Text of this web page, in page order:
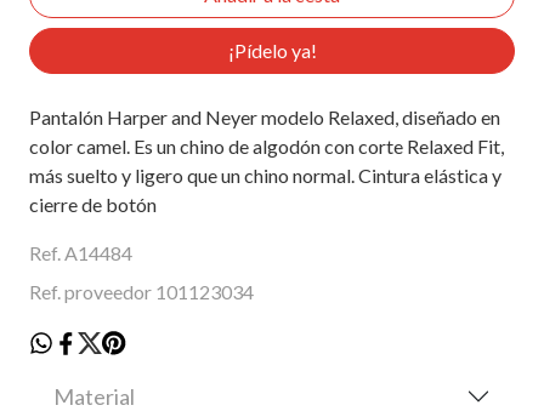
¡Pídelo ya!
Pantalón Harper and Neyer modelo Relaxed, diseñado en
color camel. Es un chino de algodón con corte Relaxed Fit,
más suelto y ligero que un chino normal. Cintura elástica y
cierre de botón
Ref. A14484
Ref. proveedor 101123034
Material